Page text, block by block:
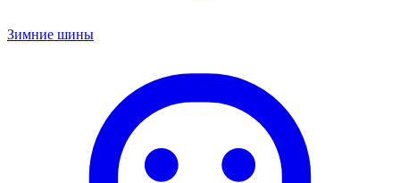
Зимние шины